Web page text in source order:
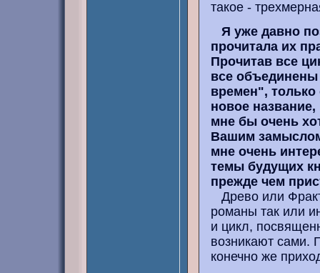
такое -
Я уже давно
прочитала их
Прочитав все
все
времен", только
новое название,
мне бы очень
Вашим
мне очень
темы будущих
прежде чем
Древо или
романы так или
и цикл,
возникают сами.
конечно же